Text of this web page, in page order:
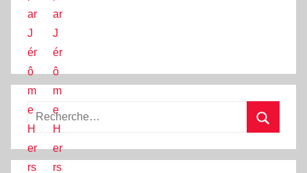
Recherche
pour
: